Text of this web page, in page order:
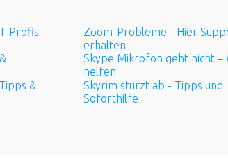
Profis
&
Zoom-Probleme - Hier
erhalten
Skype Mikrofon geht nicht –
helfen
Skyrim stürzt ab - Tipps und
Soforthilfe